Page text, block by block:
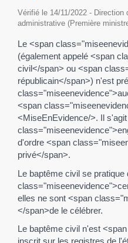
Vérifié le 14/11/2022 - Direction
administrative (Première
Le <span
(également appelé <span
civil</span> ou <span
républicain</span>) n'est
<span
<MiseEnEvidence/>. Il
d'ordre <span
privé</span>.
Le baptême civil se pratique
elles ne sont <span
</span>de le célébrer.
Le baptême civil n'est